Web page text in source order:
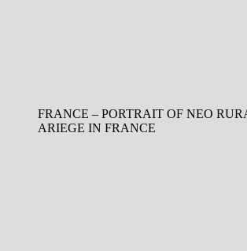
FRANCE – PORTRAIT OF NEO
ARIEGE IN FRANCE